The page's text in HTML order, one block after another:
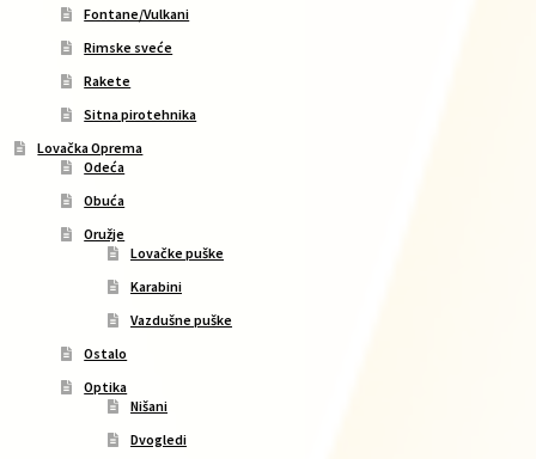
Fontane/Vulkani
Rimske sveće
Rakete
Sitna pirotehnika
Lovačka Oprema
Odeća
Obuća
Oružje
Lovačke puške
Karabini
Vazdušne puške
Ostalo
Optika
Nišani
Dvogledi